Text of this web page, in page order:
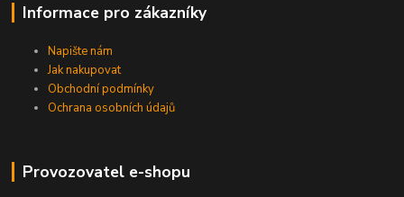
Informace pro zákazníky
Napište nám
Jak nakupovat
Obchodní podmínky
Ochrana osobních údajů
Provozovatel e-shopu